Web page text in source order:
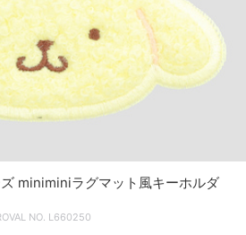
ズ miniminiラグマット風キーホルダ
NO. L660250